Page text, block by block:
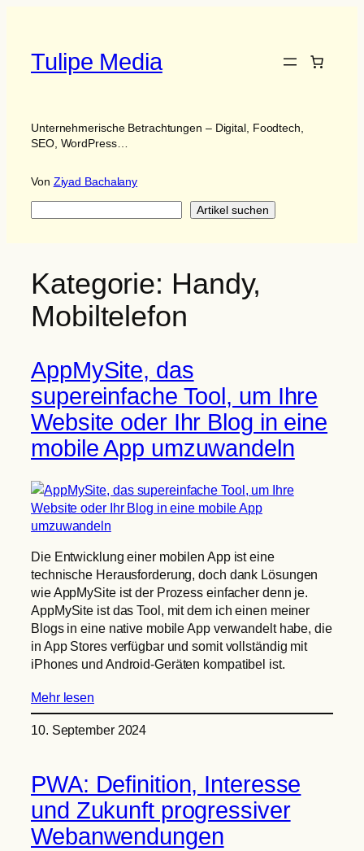
springenTulipe Media
Unternehmerische Betrachtungen – Digital, Foodtech,
SEO, WordPress…
Von Ziyad Bachalany
Artikel suchen
Kategorie: Handy,
Mobiltelefon
AppMySite, das
supereinfache Tool, um Ihre
Website oder Ihr Blog in eine
mobile App umzuwandeln
Die Entwicklung einer mobilen App ist eine
technische Herausforderung, doch dank Lösungen
wie AppMySite ist der Prozess einfacher denn je.
AppMySite ist das Tool, mit dem ich einen meiner
Blogs in eine native mobile App verwandelt habe, die
in App Stores verfügbar und somit vollständig mit
iPhones und Android-Geräten kompatibel ist.
Mehr lesen
10. September 2024
PWA: Definition, Interesse
und Zukunft progressiver
Webanwendungen